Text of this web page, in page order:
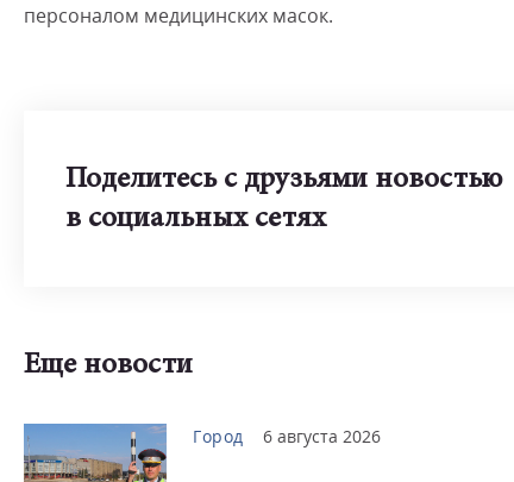
персоналом медицинских масок.
Поделитесь с друзьями новостью
в социальных сетях
Еще новости
Город 6 августа 2026